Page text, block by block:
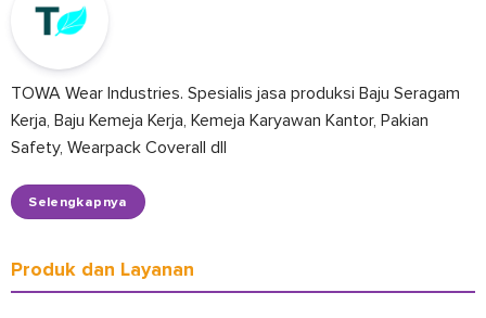
TOWA Wear Industries. Spesialis jasa produksi Baju Seragam
Kerja, Baju Kemeja Kerja, Kemeja Karyawan Kantor, Pakian
Safety, Wearpack Coverall dll
Selengkapnya
Produk dan Layanan